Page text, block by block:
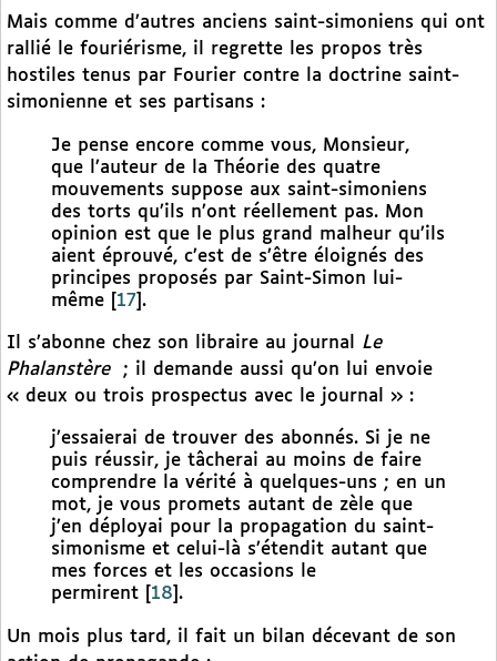
Mais comme d’autres anciens saint-simoniens qui ont
rallié le fouriérisme, il regrette les propos très
hostiles tenus par Fourier contre la doctrine saint-
simonienne et ses partisans :
Je pense encore comme vous, Monsieur,
que l’auteur de la Théorie des quatre
mouvements suppose aux saint-simoniens
des torts qu’ils n’ont réellement pas. Mon
opinion est que le plus grand malheur qu’ils
aient éprouvé, c’est de s’être éloignés des
principes proposés par Saint-Simon lui-
même
17 .
Il s’abonne chez son libraire au journal Le
Phalanstère
; il demande aussi qu’on lui envoie
« deux ou trois prospectus avec le journal » :
j’essaierai de trouver des abonnés. Si je ne
puis réussir, je tâcherai au moins de faire
comprendre la vérité à quelques-uns ; en un
mot, je vous promets autant de zèle que
j’en déployai pour la propagation du saint-
simonisme et celui-là s’étendit autant que
mes forces et les occasions le
permirent
18 .
Un mois plus tard, il fait un bilan décevant de son